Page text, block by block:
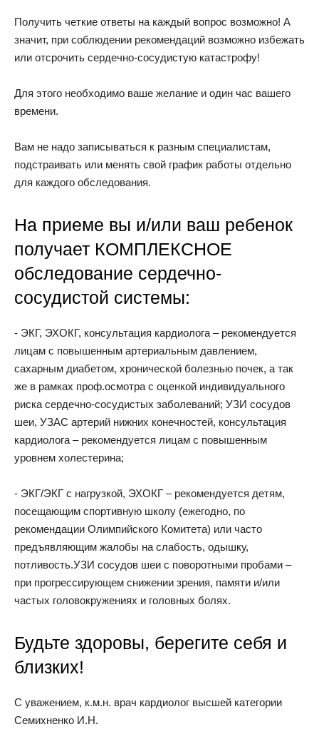
Получить четкие ответы на каждый вопрос возможно! А
значит, при соблюдении рекомендаций возможно избежать
или отсрочить сердечно-сосудистую катастрофу!
Для этого необходимо ваше желание и один час вашего
времени.
Вам не надо записываться к разным специалистам,
подстраивать или менять свой график работы отдельно
для каждого обследования.
На приеме вы и/или ваш ребенок
получает КОМПЛЕКСНОЕ
обследование сердечно-
сосудистой системы:
- ЭКГ, ЭХОКГ, консультация кардиолога – рекомендуется
лицам с повышенным артериальным давлением,
сахарным диабетом, хронической болезнью почек, а так
же в рамках проф.осмотра с оценкой индивидуального
риска сердечно-сосудистых заболеваний; УЗИ сосудов
шеи, УЗАС артерий нижних конечностей, консультация
кардиолога – рекомендуется лицам с повышенным
уровнем холестерина;
- ЭКГ/ЭКГ с нагрузкой, ЭХОКГ – рекомендуется детям,
посещающим спортивную школу (ежегодно, по
рекомендации Олимпийского Комитета) или часто
предъявляющим жалобы на слабость, одышку,
потливость.УЗИ сосудов шеи с поворотными пробами –
при прогрессирующем снижении зрения, памяти и/или
частых головокружениях и головных болях.
Будьте здоровы, берегите себя и
близких!
С уважением, к.м.н. врач кардиолог высшей категории
Семихненко И.Н.